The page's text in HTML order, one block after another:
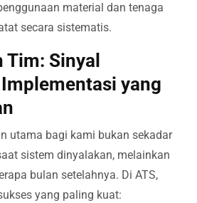
material dan tenaga
secara sistematis.
Sinyal
yang
utama bagi kami bukan sekadar
sistem dinyalakan, melainkan
bulan setelahnya. Di ATS,
yang paling kuat: